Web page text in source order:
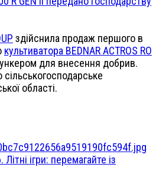
здійснила продаж першого в
культиватора BEDNAR ACTROS RO
для внесення добрив.
області.
ігри: перемагайте із